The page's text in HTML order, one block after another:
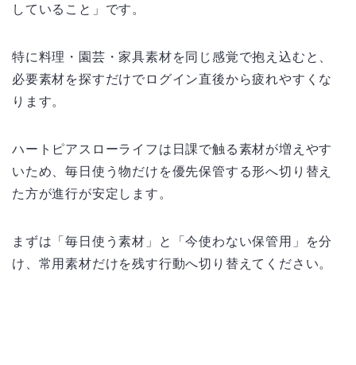
していること」です。
特に料理・園芸・家具素材を同じ感覚で抱え込むと、
必要素材を探すだけでログイン直後から疲れやすくな
ります。
ハートピアスローライフは日課で触る素材が増えやす
いため、毎日使う物だけを優先保管する形へ切り替え
た方が進行が安定します。
まずは「毎日使う素材」と「今使わない保管用」を分
け、常用素材だけを残す行動へ切り替えてください。